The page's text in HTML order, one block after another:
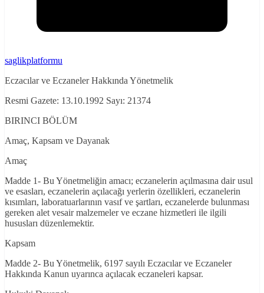
saglikplatformu
Eczacılar ve Eczaneler Hakkında Yönetmelik
Resmi Gazete: 13.10.1992 Sayı: 21374
BIRINCI BÖLÜM
Amaç, Kapsam ve Dayanak
Amaç
Madde 1- Bu Yönetmeliğin amacı; eczanelerin açılmasına dair usul
ve esasları, eczanelerin açılacağı yerlerin özellikleri, eczanelerin
kısımları, laboratuarlarının vasıf ve şartları, eczanelerde bulunması
gereken alet vesair malzemeler ve eczane hizmetleri ile ilgili
hususları düzenlemektir.
Kapsam
Madde 2- Bu Yönetmelik, 6197 sayılı Eczacılar ve Eczaneler
Hakkında Kanun uyarınca açılacak eczaneleri kapsar.